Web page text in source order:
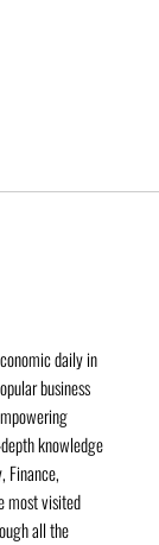
daily in
business
knowledge
Finance,
most visited
all the